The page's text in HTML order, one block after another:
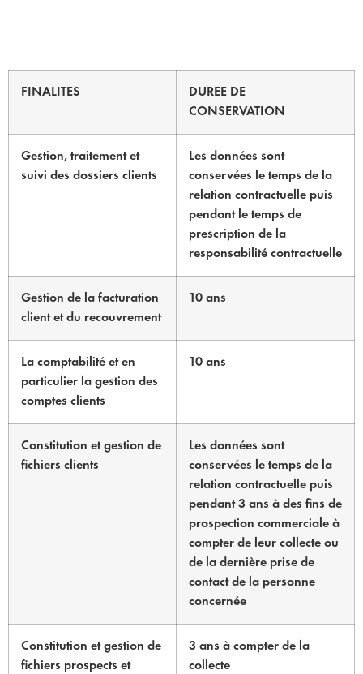
FINALITES
DUREE DE
CONSERVATION
Gestion, traitement et
suivi des dossiers clients
Les données sont
conservées le temps de la
relation contractuelle puis
pendant le temps de
prescription de la
responsabilité contractuelle
Gestion de la facturation
client et du recouvrement
10 ans
La comptabilité et en
particulier la gestion des
comptes clients
10 ans
Constitution et gestion de
fichiers clients
Les données sont
conservées le temps de la
relation contractuelle puis
pendant 3 ans à des fins de
prospection commerciale à
compter de leur collecte ou
de la dernière prise de
contact de la personne
concernée
Constitution et gestion de
fichiers prospects et
3 ans à compter de la
collecte